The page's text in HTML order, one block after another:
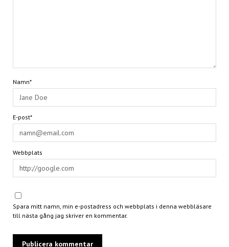
Namn*
E-post*
Webbplats
Spara mitt namn, min e-postadress och webbplats i denna webbläsare
till nästa gång jag skriver en kommentar.